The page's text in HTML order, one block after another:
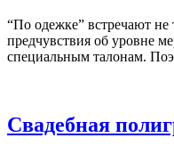
“По одежке” встречают
предчувствия об уровне
специальным талонам.
Свадебная